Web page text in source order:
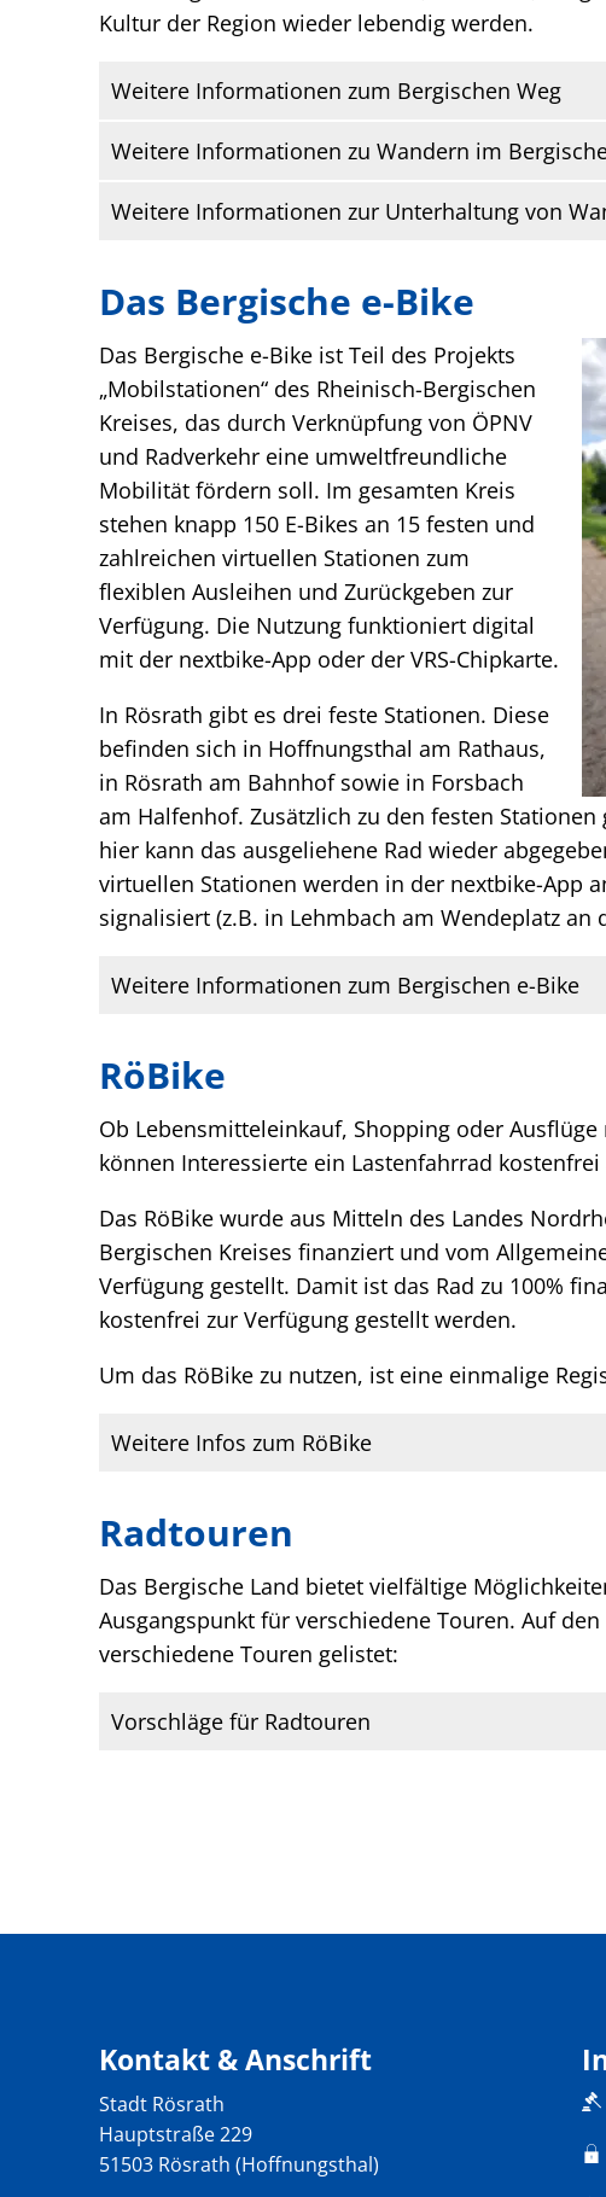
Kultur der Region wieder lebendig werden.
Weitere Informationen zum Bergischen Weg
Weitere Informationen zu Wandern im
Weitere Informationen zur Unterhaltung von
Das Bergische e-Bike
Das Bergische e-Bike ist Teil des Projekts
„Mobilstationen“ des Rheinisch-Bergischen
Kreises, das durch Verknüpfung von ÖPNV
und Radverkehr eine umweltfreundliche
Mobilität fördern soll. Im gesamten Kreis
stehen knapp 150 E-Bikes an 15 festen und
zahlreichen virtuellen Stationen zum
flexiblen Ausleihen und Zurückgeben zur
Verfügung. Die Nutzung funktioniert digital
mit der nextbike-App oder der VRS-Chipkarte.
In Rösrath gibt es drei feste Stationen. Diese
befinden sich in Hoffnungsthal am Rathaus,
in Rösrath am Bahnhof sowie in Forsbach
am Halfenhof. Zusätzlich zu den festen
hier kann das ausgeliehene Rad wieder
virtuellen Stationen werden in der nextbike-App
signalisiert (z.B. in Lehmbach am Wendeplatz an
Weitere Informationen zum Bergischen e-Bike
RöBike
Ob Lebensmitteleinkauf, Shopping oder Ausflüge
können Interessierte ein Lastenfahrrad
Das RöBike wurde aus Mitteln des Landes
Bergischen Kreises finanziert und vom
Verfügung gestellt. Damit ist das Rad zu 100%
kostenfrei zur Verfügung gestellt werden.
Um das RöBike zu nutzen, ist eine einmalige
Weitere Infos zum RöBike
Radtouren
Das Bergische Land bietet vielfältige
Ausgangspunkt für verschiedene Touren. Auf
verschiedene Touren gelistet:
Vorschläge für Radtouren
Kontakt & Anschrift
Stadt Rösrath
Hauptstraße 229
51503 Rösrath (Hoffnungsthal)